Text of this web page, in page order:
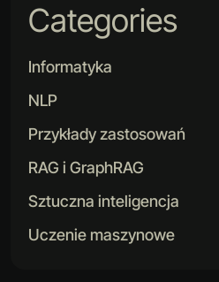
Categories
Informatyka
NLP
Przykłady zastosowań
RAG i GraphRAG
Sztuczna inteligencja
Uczenie maszynowe